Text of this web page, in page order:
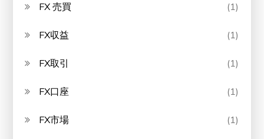
FX 売買 (1)
FX収益 (1)
FX取引 (1)
FX口座 (1)
FX市場 (1)